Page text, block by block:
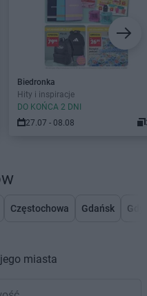
Biedronka
Hity i inspiracje
DO KOŃCA 2 DNI
27.07 - 08.08
Częstochowa Gdańsk
miasta